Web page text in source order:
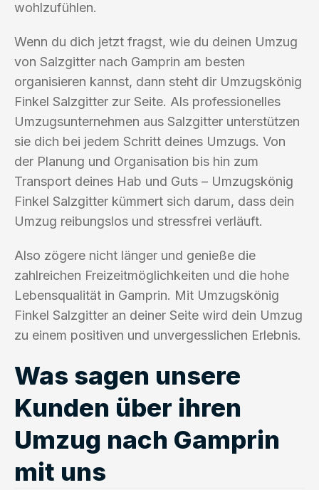
wohlzufühlen.
Wenn du dich jetzt fragst, wie du deinen Umzug
von Salzgitter nach Gamprin am besten
organisieren kannst, dann steht dir Umzugskönig
Finkel Salzgitter zur Seite. Als professionelles
Umzugsunternehmen aus Salzgitter unterstützen
sie dich bei jedem Schritt deines Umzugs. Von
der Planung und Organisation bis hin zum
Transport deines Hab und Guts – Umzugskönig
Finkel Salzgitter kümmert sich darum, dass dein
Umzug reibungslos und stressfrei verläuft.
Also zögere nicht länger und genieße die
zahlreichen Freizeitmöglichkeiten und die hohe
Lebensqualität in Gamprin. Mit Umzugskönig
Finkel Salzgitter an deiner Seite wird dein Umzug
zu einem positiven und unvergesslichen Erlebnis.
Was sagen unsere
Kunden über ihren
Umzug nach Gamprin
mit uns